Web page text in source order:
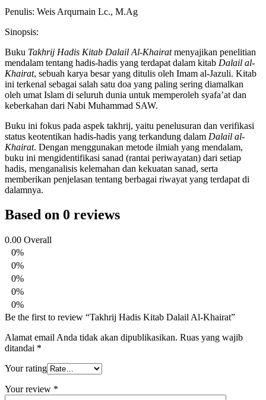
Penulis: Weis Arqurnain Lc., M.Ag
Sinopsis:
Buku Takhrij Hadis Kitab Dalail Al-Khairatmenyajikan penelitian
mendalam tentang hadis-hadis yang terdapat dalam kitab Dalail al-
Khairat, sebuah karya besar yang ditulis oleh Imam al-Jazuli. Kitab
ini terkenal sebagai salah satu doa yang paling sering diamalkan
oleh umat Islam di seluruh dunia untuk memperoleh syafa’at dan
keberkahan dari Nabi Muhammad SAW.
Buku ini fokus pada aspek takhrij, yaitu penelusuran dan verifikasi
status keotentikan hadis-hadis yang terkandung dalam Dalail al-
Khairat. Dengan menggunakan metode ilmiah yang mendalam,
buku ini mengidentifikasi sanad (rantai periwayatan) dari setiap
hadis, menganalisis kelemahan dan kekuatan sanad, serta
memberikan penjelasan tentang berbagai riwayat yang terdapat di
dalamnya.
Based on 0 reviews
0.00 Overall
0%
0%
0%
0%
0%
Be the first to review “Takhrij Hadis Kitab Dalail Al-Khairat”
Alamat email Anda tidak akan dipublikasikan. Ruas yang wajib
ditandai *
Your rating
Your review *